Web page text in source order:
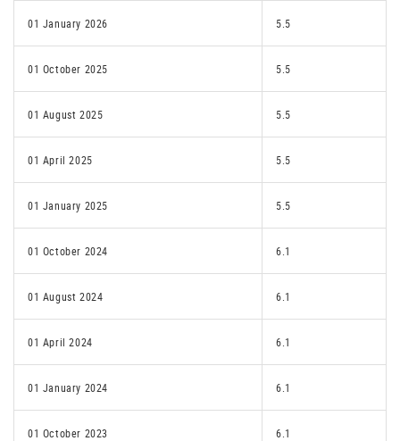
01 January 2026 5.5
01 October 2025 5.5
01 August 2025 5.5
01 April 2025 5.5
01 January 2025 5.5
01 October 2024 6.1
01 August 2024 6.1
01 April 2024 6.1
01 January 2024 6.1
01 October 2023 6.1